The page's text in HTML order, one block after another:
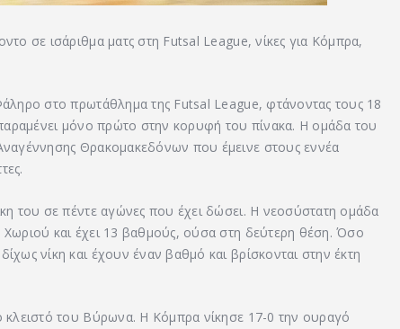
σε ισάριθμα ματς στη Futsal League, νίκες για Κόμπρα,
στο πρωτάθλημα της Futsal League, φτάνοντας τους 18
παραμένει μόνο πρώτο στην κορυφή του πίνακα. Η ομάδα του
Θρακομακεδόνων που έμεινε στους εννέα
του σε πέντε αγώνες που έχει δώσει. Η νεοσύστατη ομάδα
και έχει 13 βαθμούς, ούσα στη δεύτερη θέση. Όσο
νίκη και έχουν έναν βαθμό και βρίσκονται στην έκτη
κλειστό του Βύρωνα. Η Κόμπρα νίκησε 17-0 την ουραγό